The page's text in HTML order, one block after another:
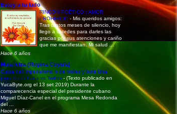
Estoy a tu lado
RINCÓN POÉTICO : AMOR
PROHIBIDO - Mis queridos amigos:
Tras tantos meses de silencio, hoy
llego a ustedes para darles las
gracias por sus atenciones y cariño
que me manifiestan. Mi salud ...
Hace 6 años
Mala letra (Regina Coyula)
Culpa del Imperialismo o de trolles y bots Una
protesta cubana vs Twitter- (Texto publicado en
YucaByte.org el 13 set 2019) Durante la
comparecencia especial del presidente cubano
Miguel Díaz-Canel en el programa Mesa Redonda
del ...
Hace 6 años